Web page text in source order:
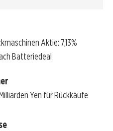
Aktie: 7,13%
Batteriedeal
Yen für Rückkäufe